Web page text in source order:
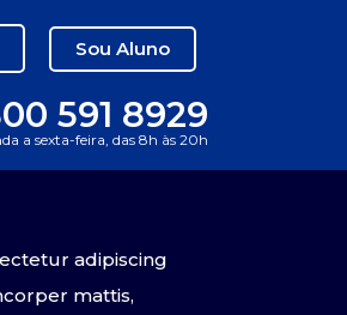
Sou Aluno
591 8929
a sexta-feira, das 8h às 20h
adipiscing
mattis,